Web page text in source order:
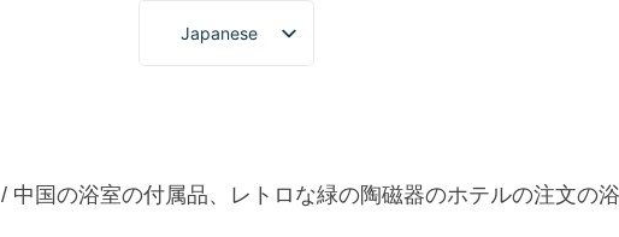
Japanese
English
Spanish
/ 中国の浴室の付属品、レトロな緑の陶磁器のホテルの注文の